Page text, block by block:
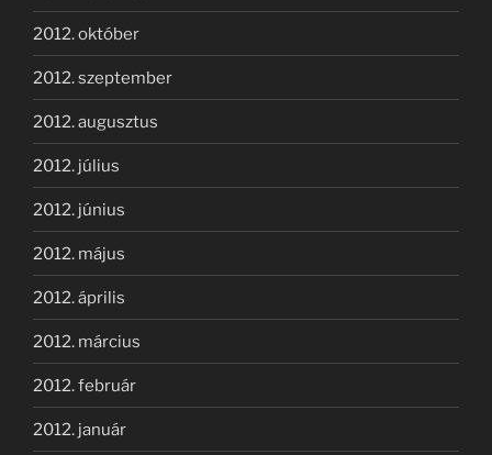
2012. október
2012. szeptember
2012. augusztus
2012. július
2012. június
2012. május
2012. április
2012. március
2012. február
2012. január